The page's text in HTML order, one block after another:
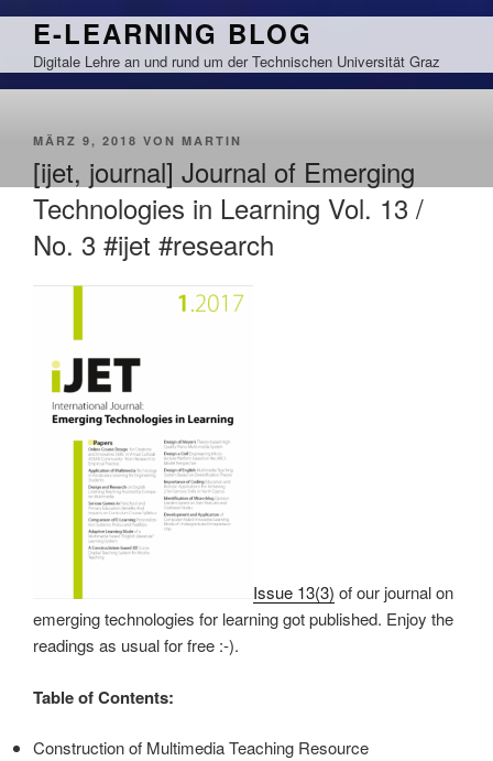
Zum
springen
E-LEARNING BLOG
Digitale Lehre an und rund um der Technischen Universität Graz
VERÖFFENTLICHT
MÄRZ 9, 2018 VON MARTIN
[ijet, journal] Journal of Emerging
Technologies in Learning Vol. 13 /
No. 3 #ijet #research
Issue 13(3) of our journal on
emerging technologies for learning got published. Enjoy the
readings as usual for free :-).
Table of Contents:
Construction of Multimedia Teaching Resource